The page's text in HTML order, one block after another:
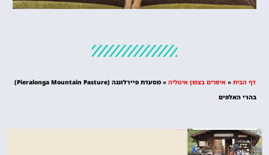
מציאת מלון
דף הבית » איזורים בצפון איטליה »
מסעדת פיירלונגה (Pieralonga Mountain Pasture‏‏)
בהרי האלפים